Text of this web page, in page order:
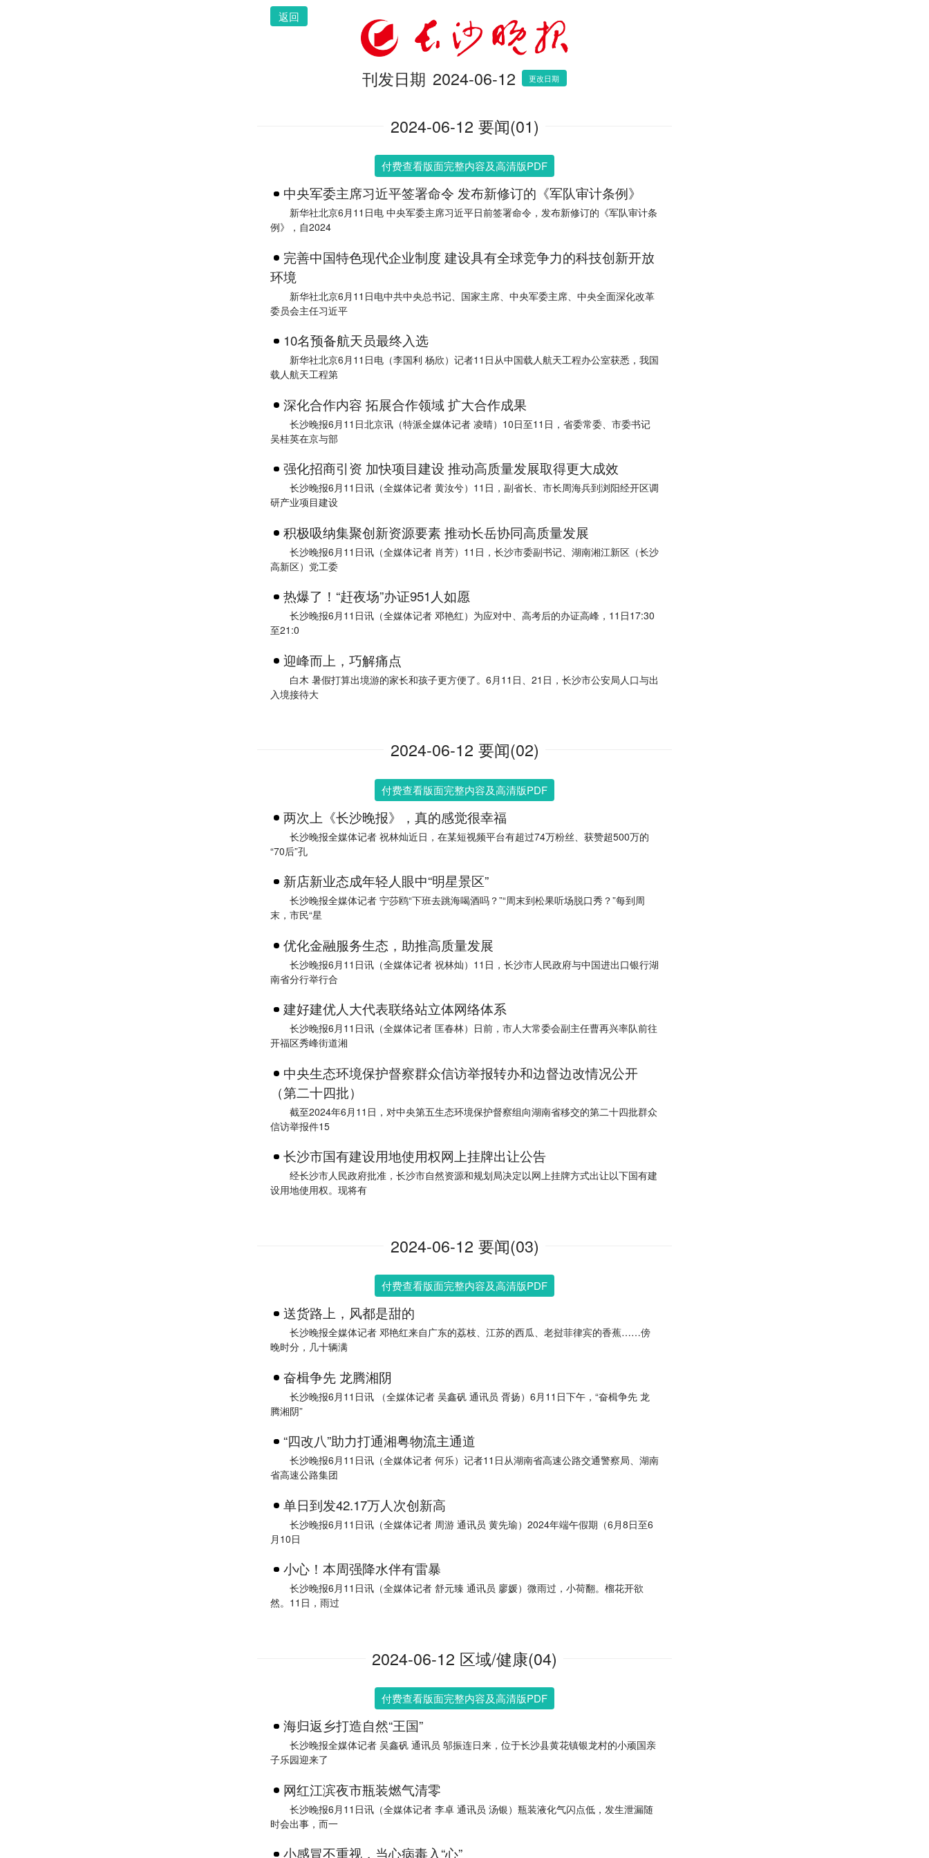
返回
刊发日期 2024-06-12 更改日期
2024-06-12 要闻(01)
付费查看版面完整内容及高清版PDF
中央军委主席习近平签署命令 发布新修订的《军队审计条例》
新华社北京6月11日电 中央军委主席习近平日前签署命令，发布新修订的《军队审计条
例》，自2024
完善中国特色现代企业制度 建设具有全球竞争力的科技创新开放
环境
新华社北京6月11日电中共中央总书记、国家主席、中央军委主席、中央全面深化改革
委员会主任习近平
10名预备航天员最终入选
新华社北京6月11日电（李国利 杨欣）记者11日从中国载人航天工程办公室获悉，我国
载人航天工程第
深化合作内容 拓展合作领域 扩大合作成果
长沙晚报6月11日北京讯（特派全媒体记者 凌晴）10日至11日，省委常委、市委书记
吴桂英在京与部
强化招商引资 加快项目建设 推动高质量发展取得更大成效
长沙晚报6月11日讯（全媒体记者 黄汝兮）11日，副省长、市长周海兵到浏阳经开区调
研产业项目建设
积极吸纳集聚创新资源要素 推动长岳协同高质量发展
长沙晚报6月11日讯（全媒体记者 肖芳）11日，长沙市委副书记、湖南湘江新区（长沙
高新区）党工委
热爆了！“赶夜场”办证951人如愿
长沙晚报6月11日讯（全媒体记者 邓艳红）为应对中、高考后的办证高峰，11日17:30
至21:0
迎峰而上，巧解痛点
白木 暑假打算出境游的家长和孩子更方便了。6月11日、21日，长沙市公安局人口与出
入境接待大
2024-06-12 要闻(02)
付费查看版面完整内容及高清版PDF
两次上《长沙晚报》，真的感觉很幸福
长沙晚报全媒体记者 祝林灿近日，在某短视频平台有超过74万粉丝、获赞超500万的
“70后”孔
新店新业态成年轻人眼中“明星景区”
长沙晚报全媒体记者 宁莎鸥“下班去跳海喝酒吗？”“周末到松果听场脱口秀？”每到周
末，市民“星
优化金融服务生态，助推高质量发展
长沙晚报6月11日讯（全媒体记者 祝林灿）11日，长沙市人民政府与中国进出口银行湖
南省分行举行合
建好建优人大代表联络站立体网络体系
长沙晚报6月11日讯（全媒体记者 匡春林）日前，市人大常委会副主任曹再兴率队前往
开福区秀峰街道湘
中央生态环境保护督察群众信访举报转办和边督边改情况公开
（第二十四批）
截至2024年6月11日，对中央第五生态环境保护督察组向湖南省移交的第二十四批群众
信访举报件15
长沙市国有建设用地使用权网上挂牌出让公告
经长沙市人民政府批准，长沙市自然资源和规划局决定以网上挂牌方式出让以下国有建
设用地使用权。现将有
2024-06-12 要闻(03)
付费查看版面完整内容及高清版PDF
送货路上，风都是甜的
长沙晚报全媒体记者 邓艳红来自广东的荔枝、江苏的西瓜、老挝菲律宾的香蕉……傍
晚时分，几十辆满
奋楫争先 龙腾湘阴
长沙晚报6月11日讯 （全媒体记者 吴鑫矾 通讯员 胥扬）6月11日下午，“奋楫争先 龙
腾湘阴”
“四改八”助力打通湘粤物流主通道
长沙晚报6月11日讯（全媒体记者 何乐）记者11日从湖南省高速公路交通警察局、湖南
省高速公路集团
单日到发42.17万人次创新高
长沙晚报6月11日讯（全媒体记者 周游 通讯员 黄先瑜）2024年端午假期（6月8日至6
月10日
小心！本周强降水伴有雷暴
长沙晚报6月11日讯（全媒体记者 舒元臻 通讯员 廖媛）微雨过，小荷翻。榴花开欲
然。11日，雨过
2024-06-12 区域/健康(04)
付费查看版面完整内容及高清版PDF
海归返乡打造自然“王国”
长沙晚报全媒体记者 吴鑫矾 通讯员 邬振连日来，位于长沙县黄花镇银龙村的小顽国亲
子乐园迎来了
网红江滨夜市瓶装燃气清零
长沙晚报6月11日讯（全媒体记者 李卓 通讯员 汤银）瓶装液化气闪点低，发生泄漏随
时会出事，而一
小感冒不重视，当心病毒入“心”